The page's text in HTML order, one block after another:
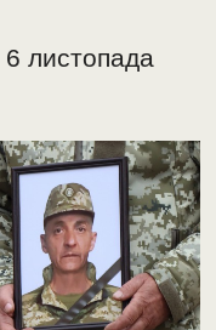
листопада